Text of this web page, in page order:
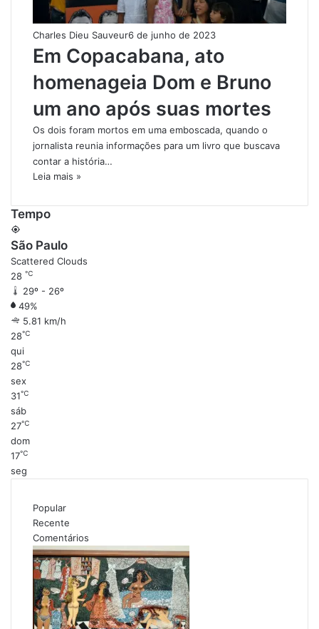
Charles Dieu Sauveur6 de junho de 2023
Em Copacabana, ato
homenageia Dom e Bruno
um ano após suas mortes
Os dois foram mortos em uma emboscada, quando o
jornalista reunia informações para um livro que buscava
contar a história…
Leia mais »
Tempo
São Paulo
Scattered Clouds
28 ℃
29º - 26º
49%
5.81 km/h
28℃
qui
28℃
sex
31℃
sáb
27℃
dom
17℃
seg
Popular
Recente
Comentários